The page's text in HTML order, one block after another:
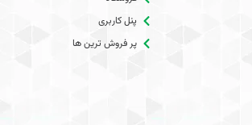
پنل کاربری
پر فروش ترین ها